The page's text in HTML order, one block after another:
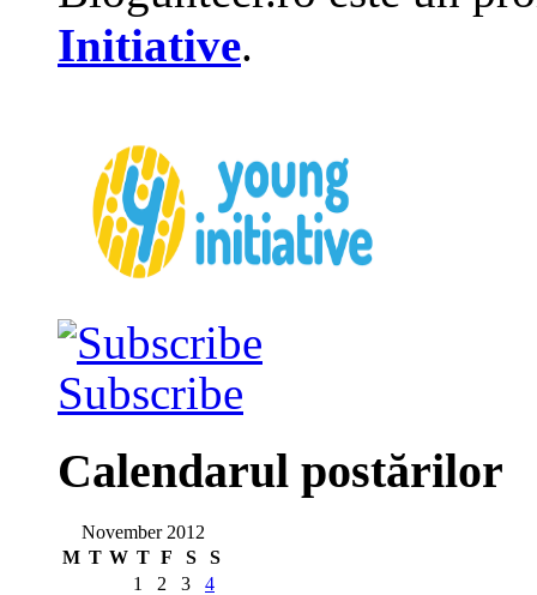
Initiative.
Subscribe
Calendarul postărilor
November 2012
M T W T F S
S
1
2 3
4